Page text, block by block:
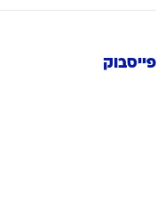
פייסבוק